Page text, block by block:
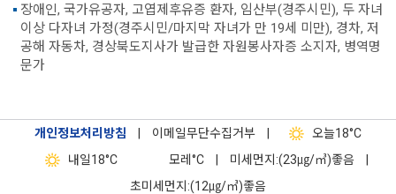
장애인, 국가유공자, 고엽제후유증 환자, 임산부(경주시민), 두 자녀
이상 다자녀 가정(경주시민/마지막 자녀가 만 19세 미만), 경차, 저
공해 자동차, 경상북도지사가 발급한 자원봉사자증 소지자, 병역명
문가
개인정보처리방침 이메일무단수집거부 오늘18°C
내일18°C 모레 °C 미세먼지:(23㎍/㎥)좋음
초미세먼지:(12㎍/㎥)좋음